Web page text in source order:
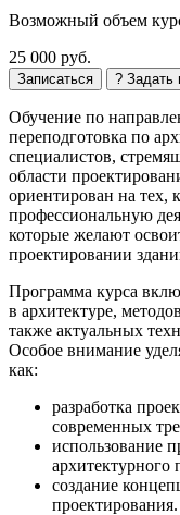
Возможный объем
25 000 руб.
Записаться ? Задать
Обучение по
переподготовка по
специалистов,
области
ориентирован на тех,
профессиональную
которые желают
проектировании
Программа курса
в архитектуре,
также актуальных
Особое внимание
как:
разработка
современных
использование
архитектурного
создание
проектирования.